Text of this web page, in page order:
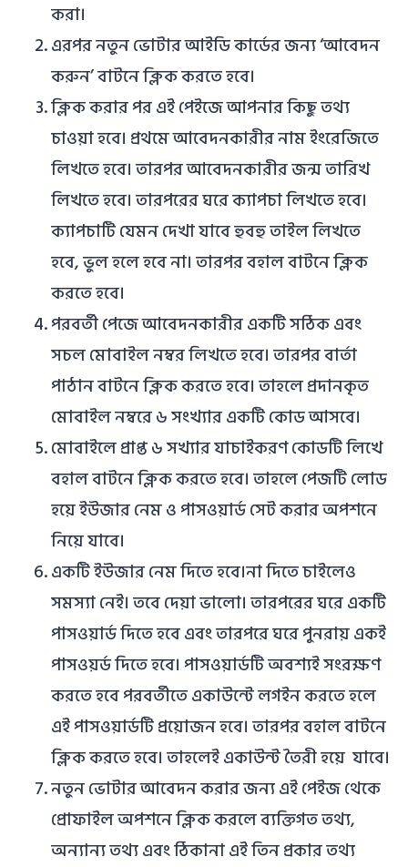
করা।
এরপর নতুন ভোটার আইডি কার্ডের জন্য ‘আবেদন
করুন’ বাটনে ক্লিক করতে হবে।
ক্লিক করার পর এই পেইজে আপনার কিছু তথ্য
চাওয়া হবে। প্রথমে আবেদনকারীর নাম ইংরেজিতে
লিখতে হবে। তারপর আবেদনকারীর জন্ম তারিখ
লিখতে হবে। তারপরের ঘরে ক্যাপচা লিখতে হবে।
ক্যাপচাটি যেমন দেখা যাবে হুবহু তাইল লিখতে
হবে, ভুল হলে হবে না। তারপর বহাল বাটনে ক্লিক
করতে হবে।
পরবর্তী পেজে আবেদনকারীর একটি সঠিক এবং
সচল মোবাইল নম্বর লিখতে হবে। তারপর বার্তা
পাঠান বাটনে ক্লিক করতে হবে। তাহলে প্রদানকৃত
মোবাইল নম্বরে ৬ সংখ্যার একটি কোড আসবে।
মোবাইলে প্রাপ্ত ৬ সখ্যার যাচাইকরণ কোডটি লিখে
বহাল বাটনে ক্লিক করতে হবে। তাহলে পেজটি লোড
হয়ে ইউজার নেম ও পাসওয়ার্ড সেট করার অপশনে
নিয়ে যাবে।
একটি ইউজার নেম দিতে হবে।না দিতে চাইলেও
সমস্যা নেই। তবে দেয়া ভালো। তারপরের ঘরে একটি
পাসওয়ার্ড দিতে হবে এবং তারপরে ঘরে পুনরায় একই
পাসওয়র্ড দিতে হবে। পাসওয়ার্ডটি অবশ্যই সংরক্ষণ
করতে হবে পরবর্তীতে একাউন্টে লগইন করতে হলে
এই পাসওয়ার্ডটি প্রয়োজন হবে। তারপর বহাল বাটনে
ক্লিক করতে হবে। তাহলেই একাউন্ট তৈরী হয়ে যাবে।
নতুন ভোটার আবেদন করার জন্য এই পেইজ থেকে
প্রোফাইল অপশনে ক্লিক করলে ব্যক্তিগত তথ্য,
অন্যান্য তথ্য এবং ঠিকানা এই তিন প্রকার তথ্য